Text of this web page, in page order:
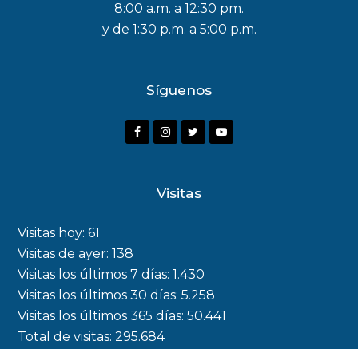
8:00 a.m. a 12:30 pm.
y de 1:30 p.m. a 5:00 p.m.
Síguenos
F
o
k
I
a
m
r
Y
Visitas
Visitas hoy:61
Visitas de ayer:138
Visitas los últimos 7 días:1.430
Visitas los últimos 30 días:5.258
Visitas los últimos 365 días:50.441
Total de visitas:295.684